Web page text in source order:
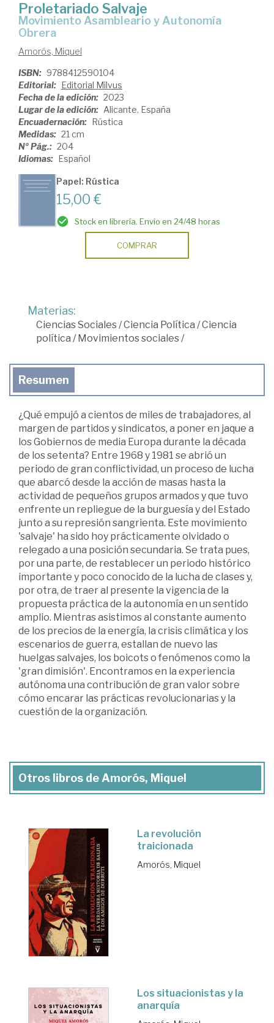
Proletariado Salvaje
Movimiento Asambleario y Autonomía
Obrera
Amorós, Miquel
ISBN: 9788412590104
Editorial:
Editorial Milvus
Fecha de la edición: 2023
Lugar de la edición: Alicante. España
Encuadernación:
Rústica
Medidas: 21 cm
Nº Pág.: 204
Idiomas:
Español
Papel: Rústica
15,00 €
Stock en librería. Envío en 24/48 horas
COMPRAR
Materias:
Ciencias Sociales/Ciencia Política /Ciencia
política / Movimientos sociales/
Resumen
¿Qué empujó a cientos de miles de trabajadores, al
margen de partidos y sindicatos, a poner en jaque a
los Gobiernos de media Europa durante la década
de los setenta? Entre 1968 y 1981 se abrió un
periodo de gran conflictividad, un proceso de lucha
que abarcó desde la acción de masas hasta la
actividad de pequeños grupos armados y que tuvo
enfrente un repliegue de la burguesía y del Estado
junto a su represión sangrienta. Este movimiento
'salvaje' ha sido hoy prácticamente olvidado o
relegado a una posición secundaria. Se trata pues,
por una parte, de restablecer un periodo histórico
importante y poco conocido de la lucha de clases y,
por otra, de traer al presente la vigencia de la
propuesta práctica de la autonomía en un sentido
amplio. Mientras asistimos al constante aumento
de los precios de la energía, la crisis climática y los
escenarios de guerra, estallan de nuevo las
huelgas salvajes, los boicots o fenómenos como la
'gran dimisión'. Encontramos en la experiencia
autónoma una contribución de gran valor sobre
cómo encarar las prácticas revolucionarias y la
cuestión de la organización.
Otros libros de Amorós, Miquel
La revolución
traicionada
Amorós, Miquel
Los situacionistas y la
anarquía